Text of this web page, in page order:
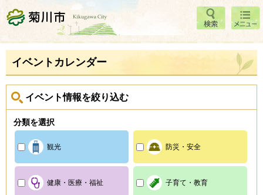
菊川市 検索
メニ
ュー
イベントカレンダー
イベント情報を絞り込む
分類を選択
観光 防災・安全
健康・医療・福祉 子育て・教育